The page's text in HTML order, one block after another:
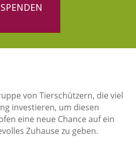
SPENDEN
von Tierschützern, die viel
investieren, um diesen
eine neue Chance auf ein
Zuhause zu geben.